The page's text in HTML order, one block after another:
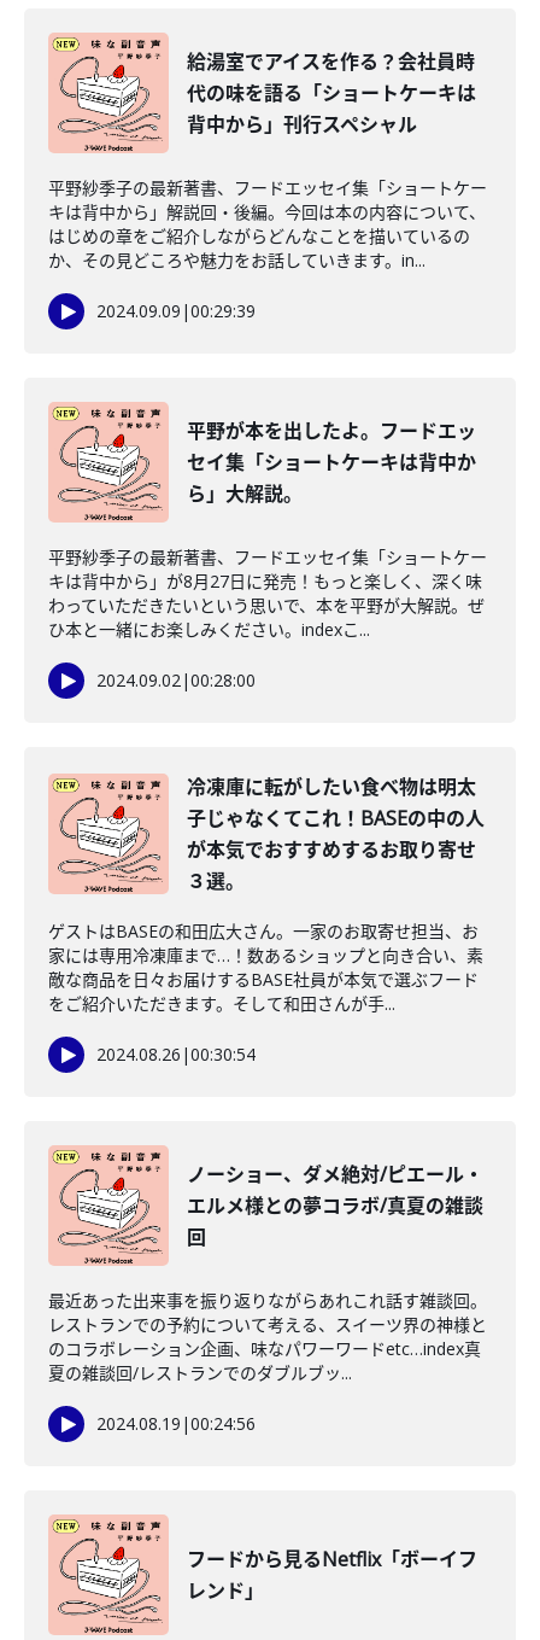
給湯室でアイスを作る？会社員時
代の味を語る「ショートケーキは
背中から」刊行スペシャル
平野紗季子の最新著書、フードエッセイ集「ショートケー
キは背中から」解説回・後編。今回は本の内容について、
はじめの章をご紹介しながらどんなことを描いているの
か、その見どころや魅力をお話していきます。in...
2024.09.09 |00:29:39
平野が本を出したよ。フードエッ
セイ集「ショートケーキは背中か
ら」大解説。
平野紗季子の最新著書、フードエッセイ集「ショートケー
キは背中から」が8月27日に発売！もっと楽しく、深く味
わっていただきたいという思いで、本を平野が大解説。ぜ
ひ本と一緒にお楽しみください。indexこ...
2024.09.02|00:28:00
冷凍庫に転がしたい食べ物は明太
子じゃなくてこれ！BASEの中の人
が本気でおすすめするお取り寄せ
３選。
ゲストはBASEの和田広大さん。一家のお取寄せ担当、お
家には専用冷凍庫まで…！数あるショップと向き合い、素
敵な商品を日々お届けするBASE社員が本気で選ぶフード
をご紹介いただきます。そして和田さんが手...
2024.08.26 |00:30:54
ノーショー、ダメ絶対/ピエール・
エルメ様との夢コラボ/真夏の雑談
回
最近あった出来事を振り返りながらあれこれ話す雑談回。
レストランでの予約について考える、スイーツ界の神様と
のコラボレーション企画、味なパワーワードetc…index真
夏の雑談回/レストランでのダブルブッ...
2024.08.19 |00:24:56
フードから見るNetflix「ボーイフ
レンド」